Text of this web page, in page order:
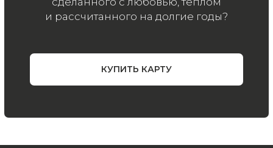
Ваш e-mail